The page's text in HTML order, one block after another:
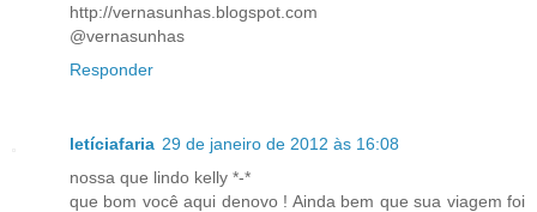
http://vernasunhas.blogspot.com
@vernasunhas
Responder
letíciafaria 29 de janeiro de 2012 às 16:08
nossa que lindo kelly *-*
que bom você aqui denovo ! Ainda bem que sua viagem foi